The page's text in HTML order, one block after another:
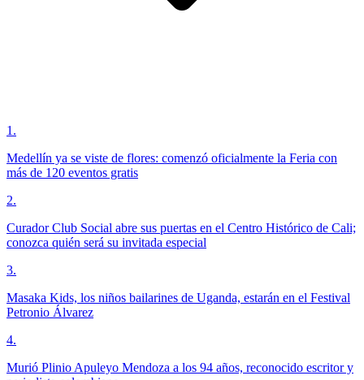
1 .
Medellín ya se viste de flores: comenzó oficialmente la Feria con
más de 120 eventos gratis
2.
Curador Club Social abre sus puertas en el Centro Histórico de Cali;
conozca quién será su invitada especial
3.
Masaka Kids, los niños bailarines de Uganda, estarán en el Festival
Petronio Álvarez
4.
Murió Plinio Apuleyo Mendoza a los 94 años, reconocido escritor y